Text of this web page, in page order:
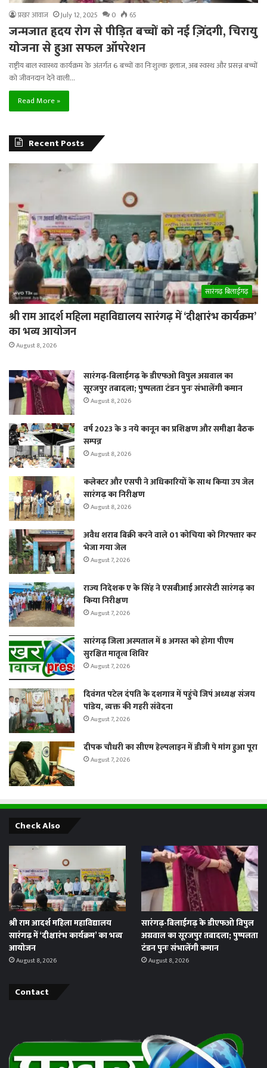
प्रखर आवाज July 12, 2025 0 65
जन्मजात हृदय रोग से पीड़ित बच्चों को नई ज़िंदगी, चिरायु
योजना से हुआ सफल ऑपरेशन
राष्ट्रीय बाल स्वास्थ्य कार्यक्रम के अंतर्गत 6 बच्चों का निःशुल्क इलाज, अब स्वस्थ और प्रसन्न बच्चों
को जीवनदान देने वाली…
Read More »
Recent Posts
सारंगढ़ बिलाईगढ़
श्री राम आदर्श महिला महाविद्यालय सारंगढ़ में ‘दीक्षारंभ कार्यक्रम’
का भव्य आयोजन
August 8, 2026
सारंगढ़-बिलाईगढ़ के डीएफओ विपुल अग्रवाल का
सूरजपुर तबादला; पुष्पलता टंडन पुनः संभालेंगी कमान
August 8, 2026
वर्ष 2023 के 3 नये कानून का प्रशिक्षण और समीक्षा बैठक
सम्पन्न
August 8, 2026
कलेक्टर और एसपी ने अधिकारियों के साथ किया उप जेल
सारंगढ़ का निरीक्षण
August 8, 2026
अवैध शराब बिक्री करने वाले 01 कोचिया को गिरफ्तार कर
भेजा गया जेल
August 7, 2026
राज्य निदेशक ए के सिंह ने एसबीआई आरसेटी सारंगढ़ का
किया निरीक्षण
August 7, 2026
सारंगढ़ जिला अस्पताल में 8 अगस्त को होगा पीएम
सुरक्षित मातृत्व शिविर
August 7, 2026
दिवंगत पटेल दंपति के दशगात्र में पहुंचे जिपं अध्यक्ष संजय
पांडेय, व्यक्त की गहरी संवेदना
August 7, 2026
दीपक चौधरी का सीएम हेल्पलाइन में डीजी पे मांग हुआ पूरा
August 7, 2026
Check Also
श्री राम आदर्श महिला महाविद्यालय
सारंगढ़ में ‘दीक्षारंभ कार्यक्रम’ का भव्य
आयोजन
August 8, 2026
सारंगढ़-बिलाईगढ़ के डीएफओ विपुल
अग्रवाल का सूरजपुर तबादला; पुष्पलता
टंडन पुनः संभालेंगी कमान
August 8, 2026
Contact